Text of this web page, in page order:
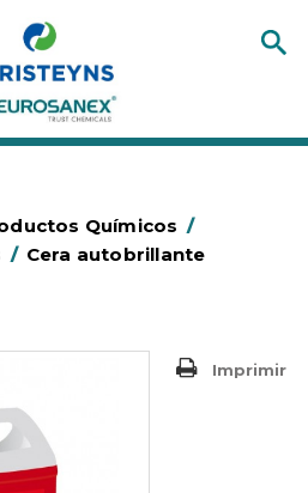
Químicos /
/ Cera autobrillante
Imprimir